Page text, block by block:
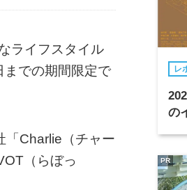
ライフスタイル
での期間限定で
「Charlie（チャー
（らぼっ
レ
の
PR